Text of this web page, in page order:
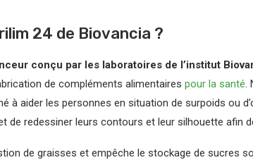
24 de Biovancia ?
conçu par les laboratoires de l’institut
de compléments alimentaires pour la santé.
à aider les personnes en situation de surpoids ou
de redessiner leurs contours et leur silhouette afin
de graisses et empêche le stockage de sucres